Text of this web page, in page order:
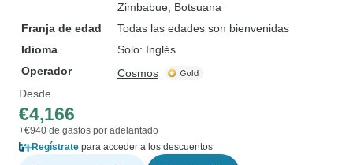
Zimbabue , Botsuana
Franja de edad
Todas las edades son bienvenidas
Idioma
Solo: Inglés
Operador
Cosmos
Desde
€4,166
+€940 de gastos por adelantado
Regístrate para acceder a los descuentos